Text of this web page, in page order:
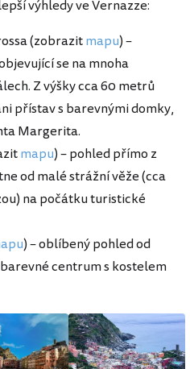
výhledy ve Vernazze:
(zobrazitmapu) –
se na mnoha
Z výšky cca 60 metrů
přístav s barevnými domky,
Margerita.
mapu) – pohled přímo z
od malé strážní věže (cca
na počátku turistické
) – oblíbený pohled od
centrum s kostelem